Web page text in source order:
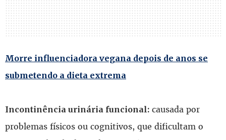
Morre influenciadora vegana depois de anos se
submetendo a dieta extrema
Incontinência urinária funcional: causada por
problemas físicos ou cognitivos, que dificultam o